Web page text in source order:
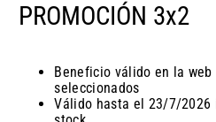
PROMOCIÓN 3x2
Beneficio válido en la
seleccionados
Válido hasta el 23/7/